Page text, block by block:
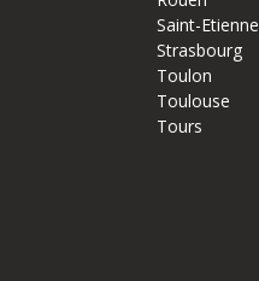
Saint-Etienne
Strasbourg
Toulon
Toulouse
Tours